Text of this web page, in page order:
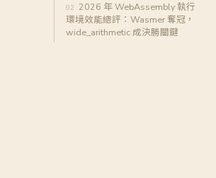
2026 年 WebAssembly 執行
環境效能總評：Wasmer 奪冠，
wide_arithmetic 成決勝關鍵